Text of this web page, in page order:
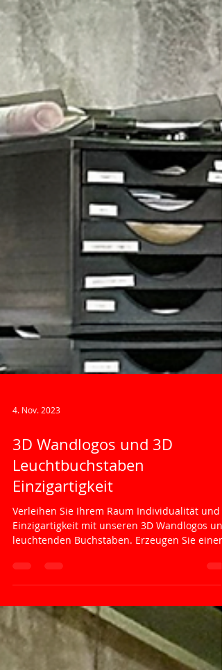
4. Nov. 2023
3D Wandlogos und 3D
Leuchtbuchstaben
Einzigartigkeit
Verleihen Sie Ihrem Raum Individualität und
leuchtenden Buchstaben. Erzeugen Sie